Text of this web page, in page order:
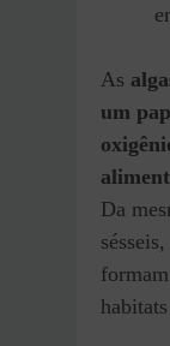
As
um
Da